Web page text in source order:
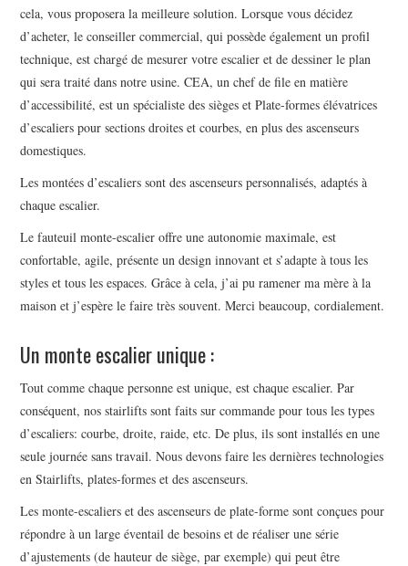
cela, vous proposera la meilleure solution. Lorsque vous décidez
d’acheter, le conseiller commercial, qui possède également un profil
technique, est chargé de mesurer votre escalier et de dessiner le plan
qui sera traité dans notre usine. CEA, un chef de file en matière
d’accessibilité, est un spécialiste des sièges et Plate-formes élévatrices
d’escaliers pour sections droites et courbes, en plus des ascenseurs
domestiques.
Les montées d’escaliers sont des ascenseurs personnalisés, adaptés à
chaque escalier.
Le fauteuil monte-escalier offre une autonomie maximale, est
confortable, agile, présente un design innovant et s’adapte à tous les
styles et tous les espaces. Grâce à cela, j’ai pu ramener ma mère à la
maison et j’espère le faire très souvent. Merci beaucoup, cordialement.
Un monte escalier unique :
Tout comme chaque personne est unique, est chaque escalier. Par
conséquent, nos stairlifts sont faits sur commande pour tous les types
d’escaliers: courbe, droite, raide, etc. De plus, ils sont installés en une
seule journée sans travail. Nous devons faire les dernières technologies
en Stairlifts, plates-formes et des ascenseurs.
Les monte-escaliers et des ascenseurs de plate-forme sont conçues pour
répondre à un large éventail de besoins et de réaliser une série
d’ajustements (de hauteur de siège, par exemple) qui peut être